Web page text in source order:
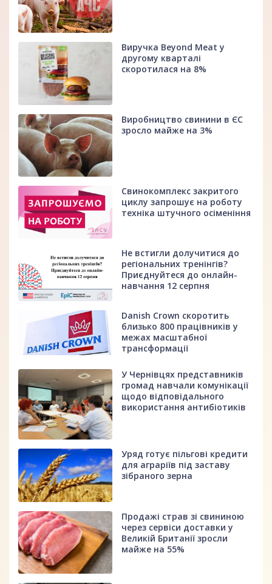
Виручка Beyond Meat у
другому кварталі
скоротилася на 8%
Виробництво свинини в ЄС
зросло майже на 3%
Свинокомплекс закритого
циклу запрошує на роботу
техніка штучного осіменіння
Не встигли долучитися до
регіональних тренінгів?
Приєднуйтеся до онлайн-
навчання 12 серпня
Danish Crown скоротить
близько 800 працівників у
межах масштабної
трансформації
У Чернівцях представників
громад навчали комунікації
щодо відповідального
використання антибіотиків
Уряд готує пільгові кредити
для аграріїв під заставу
зібраного зерна
Продажі страв зі свининою
через сервіси доставки у
Великій Британії зросли
майже на 55%